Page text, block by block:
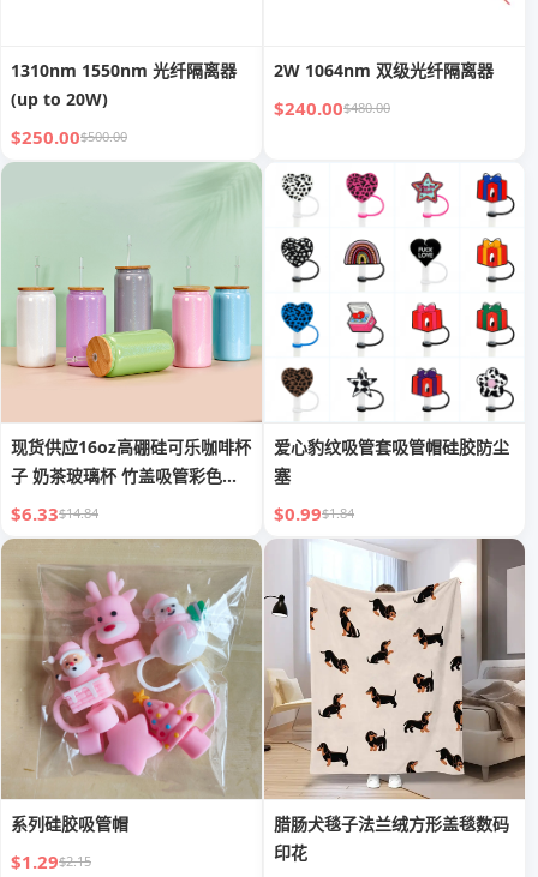
1310nm 1550nm 光纤隔离器
(up to 20W)
$250.00$500.00
2W 1064nm 双级光纤隔离器
$240.00$480.00
现货供应16oz高硼硅可乐咖啡杯
子 奶茶玻璃杯 竹盖吸管彩色梅
森杯
$6.33$14.84
爱心豹纹吸管套吸管帽硅胶防尘
塞
$0.99$1.84
系列硅胶吸管帽
$1.29$2.15
腊肠犬毯子法兰绒方形盖毯数码
印花